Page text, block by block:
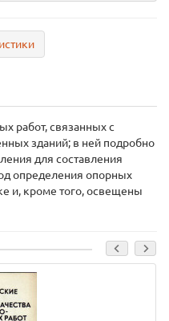
работ, связанных с
зданий; в ней подробно
для составления
определения опорных
и, кроме того, освещены